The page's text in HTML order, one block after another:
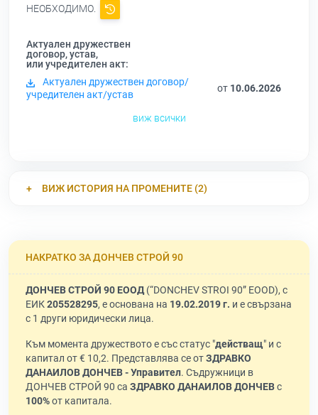
НЕОБХОДИМО.
Актуален дружествен
договор, устав,
или учредителен акт:
Актуален дружествен договор/
учредителен акт/устав
от 10.06.2026
виж всички
ВИЖ ИСТОРИЯ НА ПРОМЕНИТЕ (2)
НАКРАТКО ЗА ДОНЧЕВ СТРОЙ 90
ДОНЧЕВ СТРОЙ 90 ЕООД(“DONCHEV STROI 90” EOOD), с
ЕИК205528295, е основана на 19.02.2019 г. и е свързана
с 1 други юридически лица.
Към момента дружеството е със статус "действащ" и с
капитал от € 10,2. Представлява се отЗДРАВКО
ДАНАИЛОВ ДОНЧЕВ - Управител. Съдружници в
ДОНЧЕВ СТРОЙ 90 са ЗДРАВКО ДАНАИЛОВ ДОНЧЕВс
100%от капитала.